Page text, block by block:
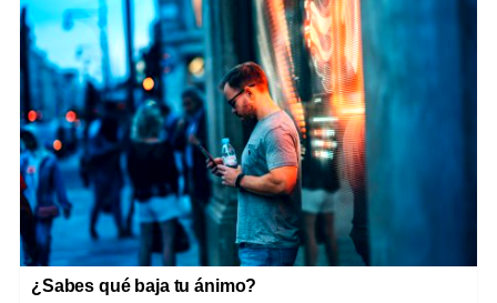
¿Sabes qué baja tu ánimo?